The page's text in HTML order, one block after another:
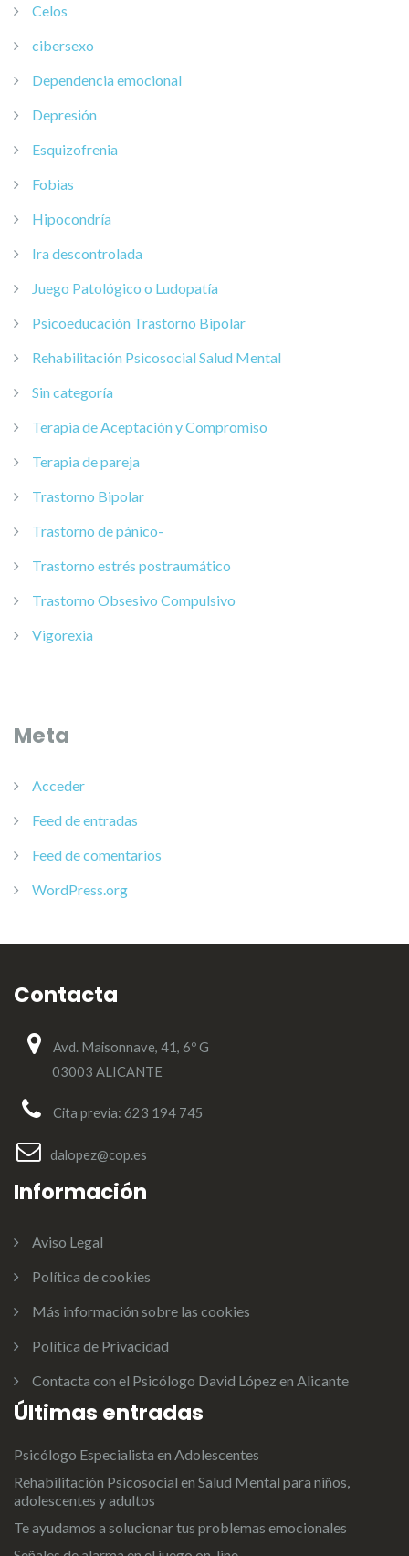
Celos
cibersexo
Dependencia emocional
Depresión
Esquizofrenia
Fobias
Hipocondría
Ira descontrolada
Juego Patológico o Ludopatía
Psicoeducación Trastorno Bipolar
Rehabilitación Psicosocial Salud Mental
Sin categoría
Terapia de Aceptación y Compromiso
Terapia de pareja
Trastorno Bipolar
Trastorno de pánico-
Trastorno estrés postraumático
Trastorno Obsesivo Compulsivo
Vigorexia
Meta
Acceder
Feed de entradas
Feed de comentarios
WordPress.org
Contacta
Avd. Maisonnave, 41, 6º G
03003 ALICANTE
Cita previa: 623 194 745
dalopez@cop.es
Información
Aviso Legal
Política de cookies
Más información sobre las cookies
Política de Privacidad
Contacta con el Psicólogo David López en Alicante
Últimas entradas
Psicólogo Especialista en Adolescentes
Rehabilitación Psicosocial en Salud Mental para niños,
adolescentes y adultos
Te ayudamos a solucionar tus problemas emocionales